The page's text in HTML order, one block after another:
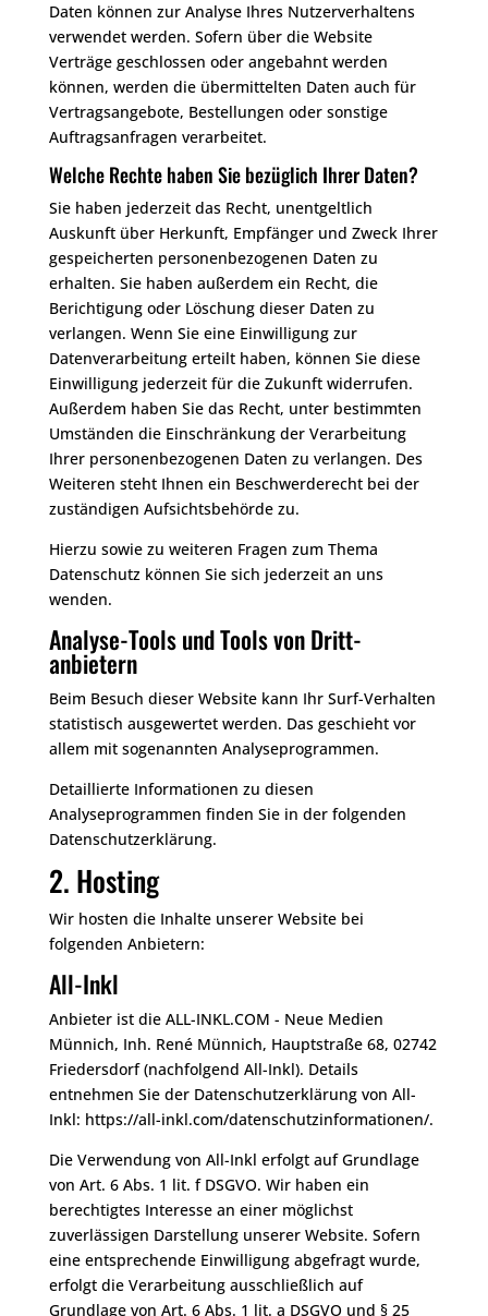
Daten können zur Analyse Ihres Nutzerverhaltens
verwendet werden. Sofern über die Website
Verträge geschlossen oder angebahnt werden
können, werden die übermittelten Daten auch für
Vertragsangebote, Bestellungen oder sonstige
Auftragsanfragen verarbeitet.
Welche Rechte haben Sie bezüglich Ihrer Daten?
Sie haben jederzeit das Recht, unentgeltlich
Auskunft über Herkunft, Empfänger und Zweck Ihrer
gespeicherten personenbezogenen Daten zu
erhalten. Sie haben außerdem ein Recht, die
Berichtigung oder Löschung dieser Daten zu
verlangen. Wenn Sie eine Einwilligung zur
Datenverarbeitung erteilt haben, können Sie diese
Einwilligung jederzeit für die Zukunft widerrufen.
Außerdem haben Sie das Recht, unter bestimmten
Umständen die Einschränkung der Verarbeitung
Ihrer personenbezogenen Daten zu verlangen. Des
Weiteren steht Ihnen ein Beschwerderecht bei der
zuständigen Aufsichtsbehörde zu.
Hierzu sowie zu weiteren Fragen zum Thema
Datenschutz können Sie sich jederzeit an uns
wenden.
Analyse-Tools und Tools von Dritt­
anbietern
Beim Besuch dieser Website kann Ihr Surf-Verhalten
statistisch ausgewertet werden. Das geschieht vor
allem mit sogenannten Analyseprogrammen.
Detaillierte Informationen zu diesen
Analyseprogrammen finden Sie in der folgenden
Datenschutzerklärung.
2. Hosting
Wir hosten die Inhalte unserer Website bei
folgenden Anbietern:
All-Inkl
Anbieter ist die ALL-INKL.COM - Neue Medien
Münnich, Inh. René Münnich, Hauptstraße 68, 02742
Friedersdorf (nachfolgend All-Inkl). Details
entnehmen Sie der Datenschutzerklärung von All-
Inkl: https://all-inkl.com/datenschutzinformationen/.
Die Verwendung von All-Inkl erfolgt auf Grundlage
von Art. 6 Abs. 1 lit. f DSGVO. Wir haben ein
berechtigtes Interesse an einer möglichst
zuverlässigen Darstellung unserer Website. Sofern
eine entsprechende Einwilligung abgefragt wurde,
erfolgt die Verarbeitung ausschließlich auf
Grundlage von Art. 6 Abs. 1 lit. a DSGVO und § 25